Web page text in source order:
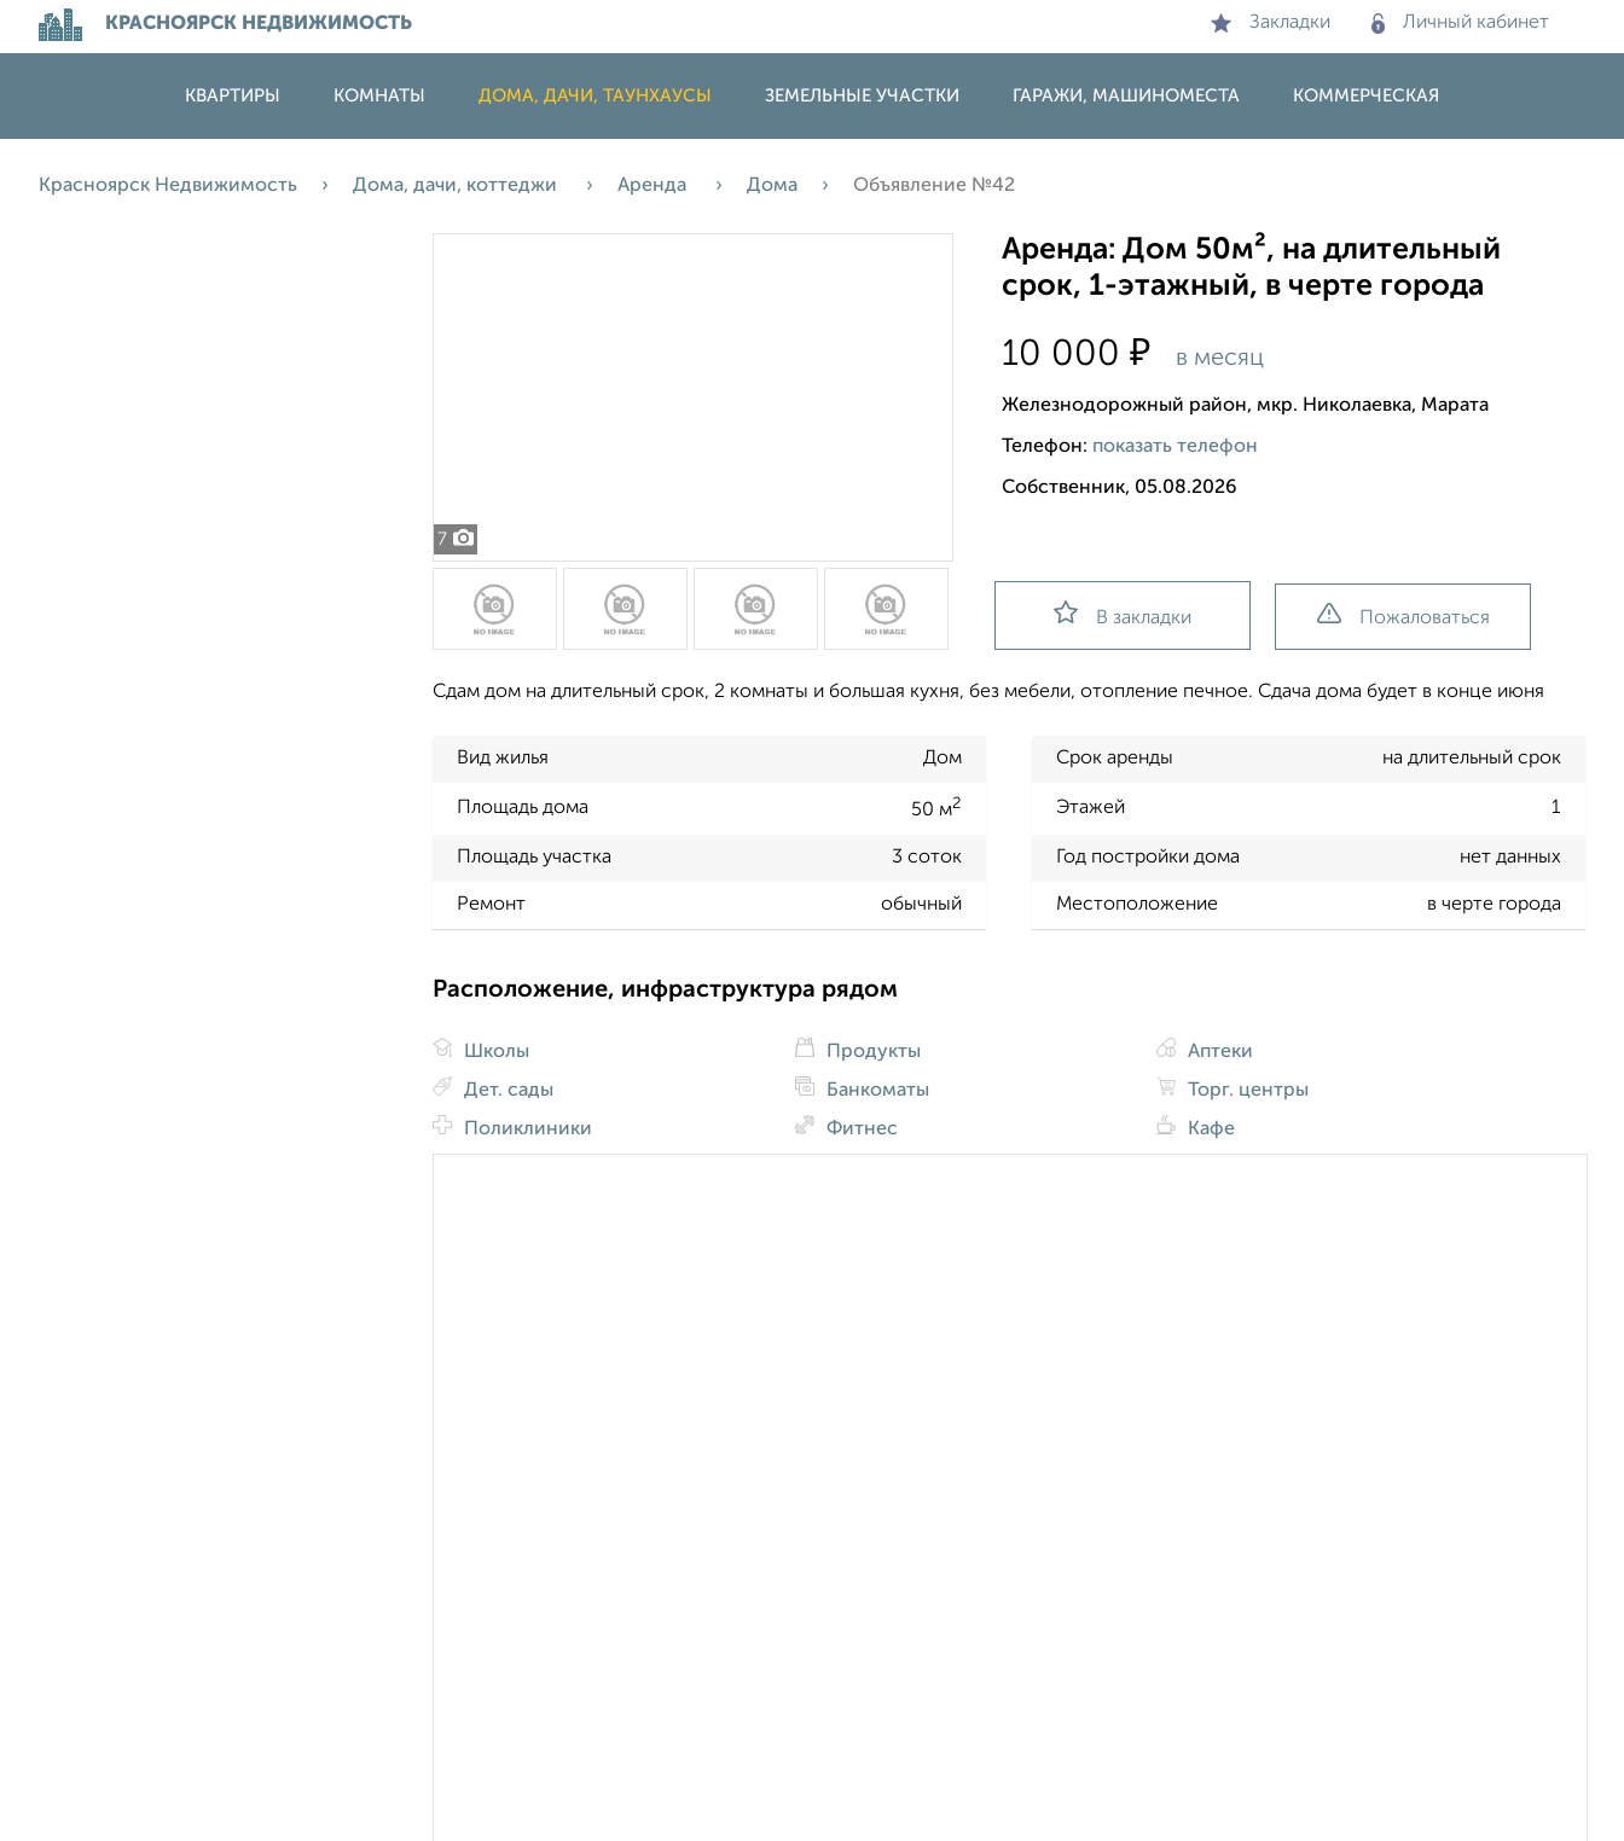
КРАСНОЯРСК НЕДВИЖИМОСТЬ Закладки Личный кабинет
КВАРТИРЫ КОМНАТЫ ДОМА, ДАЧИ, ТАУНХАУСЫ ЗЕМЕЛЬНЫЕ УЧАСТКИ ГАРАЖИ, МАШИНОМЕСТА КОММЕРЧЕСКАЯ
Красноярск Недвижимость Дома, дачи, коттеджи Аренда Дома Объявление №42
7
Аренда: Дом 50м², на длительный
срок, 1-этажный, в черте города
10 000₽ в месяц
Железнодорожный район, мкр. Николаевка, Марата
Телефон: показать телефон
Собственник, 05.08.2026
В закладки Пожаловаться
Сдам дом на длительный срок, 2 комнаты и большая кухня, без мебели, отопление печное. Сдача дома будет в конце июня
Вид жилья Дом Срок аренды на длительный срок
Площадь дома 50 м2 Этажей 1
Площадь участка 3 соток Год постройки дома нет данных
Ремонт обычный Местоположение в черте города
Расположение, инфраструктура рядом
Школы
Дет. сады
Поликлиники
Продукты
Банкоматы
Фитнес
Аптеки
Торг. центры
Кафе